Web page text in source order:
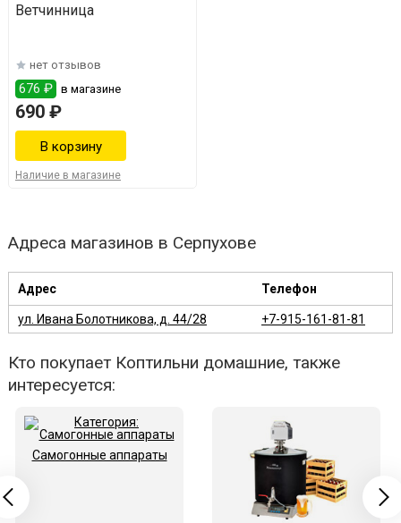
Ветчинница
нет отзывов
676 ₽ в магазине
690 ₽
Наличие в магазине
Адреса магазинов в Серпухове
Адрес Телефон
ул. Ивана Болотникова, д. 44/28 +7-915-161-81-81
Кто покупает Коптильни домашние, также
интересуется:
Самогонные аппараты